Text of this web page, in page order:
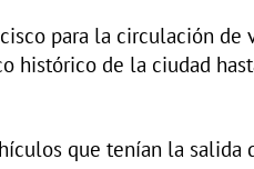
para la circulación de
histórico de la ciudad
que tenían la salida